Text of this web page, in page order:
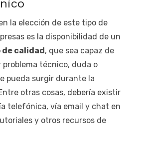
la elección de este tipo de
es la disponibilidad de un
calidad , que sea capaz de
técnico, duda o
pueda surgir durante la
otras cosas, debería existir
telefónica, vía email y chat en
y otros recursos de